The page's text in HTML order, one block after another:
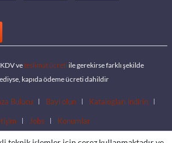
veteslimat ücreti ile gerekirse farklı şekilde
kapıda ödeme ücreti dahildir
Bulucu Bayi olun Katalogları indirin
Jobs Konumlar